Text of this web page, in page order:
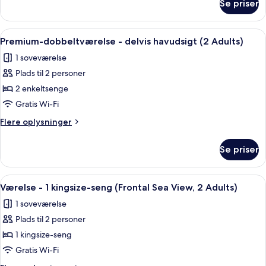
Corner
Terrace
(2
Adults)
View
Double
Room
Corner
Terrace
Adults)
Se priser
Indlæs
alle
billeder
af
Premium-
dobbeltværelse
-
delvis
(2
Adults)
Et hotelværelse med to senge,
4
Premium-dobbeltværelse - delvis havudsigt (2 Adults)
1 soveværelse
Plads til 2 personer
2 enkeltsenge
Gratis Wi-Fi
Flere oplysninger
Flere
dobbeltværelse
delvis
(2
Adults)
Se priser
Indlæs
alle
billeder
af
Værelse
-
1
Et hotelværelse med en seng, en
5
Værelse - 1 kingsize-seng (Frontal Sea View, 2 Adults)
1 soveværelse
Plads til 2 personer
1 kingsize-seng
Gratis Wi-Fi